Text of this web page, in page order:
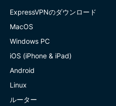
ExpressVPNのダウンロード
MacOS
Windows PC
iOS (iPhone & iPad)
Android
Linux
ルーター